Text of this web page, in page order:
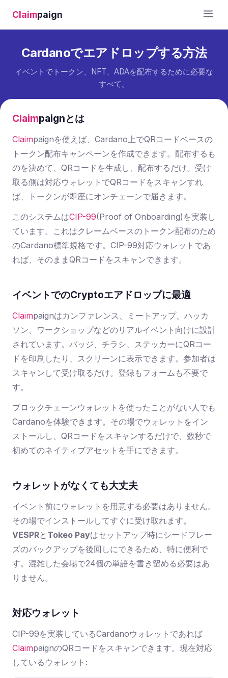
Claimpaign
Cardanoでエアドロップする方法
イベントでトークン、NFT、ADAを配布するために必要な
すべて。
Claimpaignとは
Claimpaignを使えば、Cardano上でQRコードベースの
トークン配布キャンペーンを作成できます。配布するも
のを決めて、QRコードを生成し、配布するだけ。受け
取る側は対応ウォレットでQRコードをスキャンすれ
ば、トークンが即座にオンチェーンで届きます。
このシステムはCIP-99(Proof of Onboarding)を実装し
ています。これはクレームベースのトークン配布のため
のCardano標準規格です。CIP-99対応ウォレットであ
れば、そのままQRコードをスキャンできます。
イベントでのCryptoエアドロップに最適
Claimpaignはカンファレンス、ミートアップ、ハッカ
ソン、ワークショップなどのリアルイベント向けに設計
されています。バッジ、チラシ、ステッカーにQRコー
ドを印刷したり、スクリーンに表示できます。参加者は
スキャンして受け取るだけ。登録もフォームも不要で
す。
ブロックチェーンウォレットを使ったことがない人でも
Cardanoを体験できます。その場でウォレットをイン
ストールし、QRコードをスキャンするだけで、数秒で
初めてのネイティブアセットを手にできます。
ウォレットがなくても大丈夫
イベント前にウォレットを用意する必要はありません。
その場でインストールしてすぐに受け取れます。
VESPRと Tokeo Payはセットアップ時にシードフレー
ズのバックアップを後回しにできるため、特に便利で
す。混雑した会場で24個の単語を書き留める必要はあ
りません。
対応ウォレット
CIP-99を実装しているCardanoウォレットであれば
ClaimpaignのQRコードをスキャンできます。現在対応
しているウォレット: